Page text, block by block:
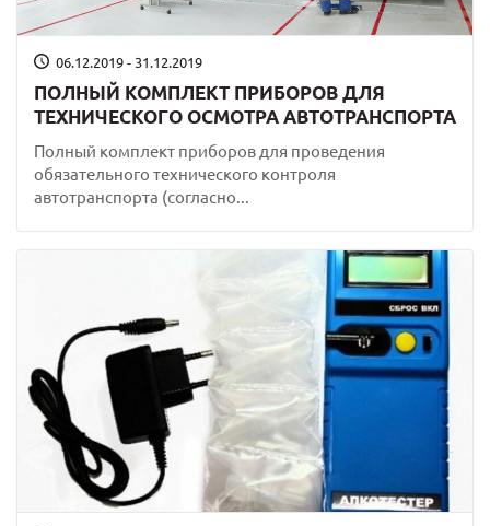
06.12.2019 - 31.12.2019
ПОЛНЫЙ КОМПЛЕКТ ПРИБОРОВ ДЛЯ
ТЕХНИЧЕСКОГО ОСМОТРА АВТОТРАНСПОРТА
Полный комплект приборов для проведения
обязательного технического контроля
автотранспорта (согласно...